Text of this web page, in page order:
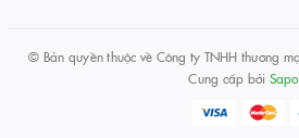
© Bản quyền thuộc về Công ty TNHH thương
Cung cấp bởi Sapo